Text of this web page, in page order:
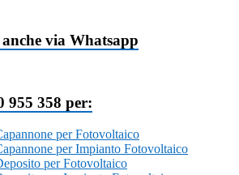
via Whatsapp
955 358 per:
per Fotovoltaico
per Impianto Fotovoltaico
per Fotovoltaico